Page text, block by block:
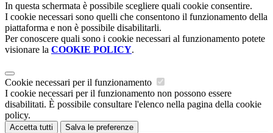
In questa schermata è possibile scegliere quali cookie consentire.
I cookie necessari sono quelli che consentono il funzionamento della
piattaforma e non è possibile disabilitarli.
Per conoscere quali sono i cookie necessari al funzionamento potete
visionare la COOKIE POLICY.
Cookie necessari per il funzionamento
I cookie necessari per il funzionamento non possono essere
disabilitati. È possibile consultare l'elenco nella pagina della cookie
policy.
Accetta tutti Salva le preferenze